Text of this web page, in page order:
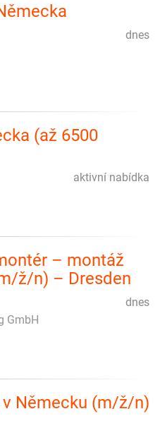
dnes
(až 6500
aktivní nabídka
– montáž
ž/n) – Dresden
dnes
GmbH
Německu (m/ž/n)